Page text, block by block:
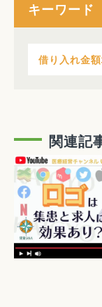
キーワード
借り入れ金
関連記